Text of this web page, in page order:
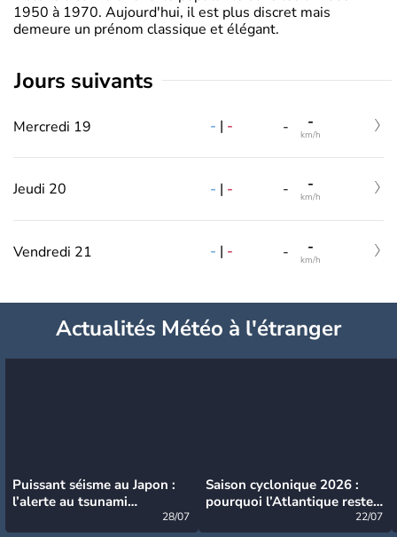
1950 à 1970. Aujourd'hui, il est plus discret mais
demeure un prénom classique et élégant.
jours suivants
Mercredi 19 - | - - -
km/h
Jeudi 20 - | - - -
km/h
Vendredi 21 - | - - -
km/h
Actualités Météo à l'étranger
Puissant séisme au Japon :
l’alerte au tsunami
28/07
Saison cyclonique 2026 :
pourquoi l’Atlantique reste
22/07